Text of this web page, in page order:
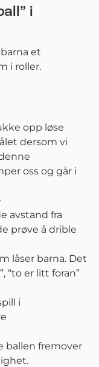
i
et
i roller.
opp løse
dersom vi
oss og går i
avstand fra
prøve å drible
låser barna. Det
“to er litt foran”
i
ballen fremover